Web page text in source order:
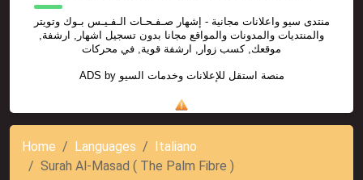
منتدى سيو واعلانات مجانية - إشهار صـفـحـات الـفـيـس بـوك وتويتر
والمنتديات والمدونات والمواقع مجانا بدون تسجيل اشهار, ارشفة,
موقعك, كسب زوار, ارشفة قوية, في محركات
ADS by منصة استقل للإعلانات وخدمات السيو
Home Languages
Italiano
Surah Al-Masad ( The Palm Fibre )